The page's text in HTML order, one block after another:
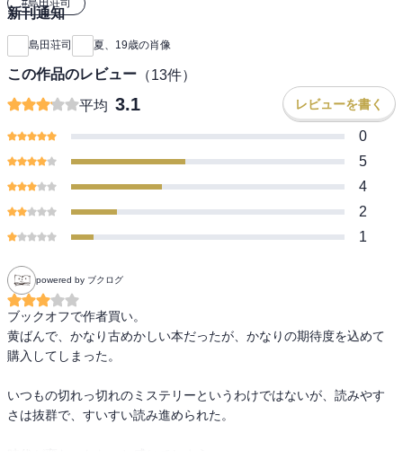
#島田荘司
新刊通知
島田荘司 夏、19歳の肖像
この作品のレビュー （13件）
平均 3.1 レビューを書く
0
5
4
2
1
powered by ブクログ
ブックオフで作者買い。
黄ばんで、かなり古めかしい本だったが、かなりの期待度を込めて
購入してしまった。
いつもの切れっ切れのミステリーというわけではないが、読みやす
さは抜群で、すいすい読み進められた。